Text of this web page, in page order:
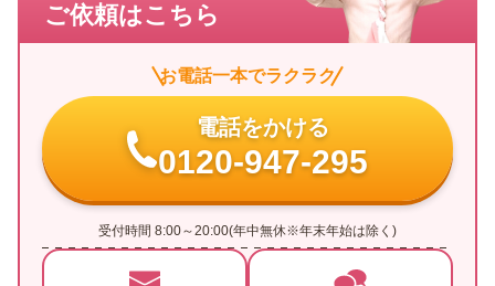
ご依頼はこちら
お電話一本でラクラク
電話をかける
0120-947-295
受付時間 8:00～20:00(年中無休※年末年始は除く)